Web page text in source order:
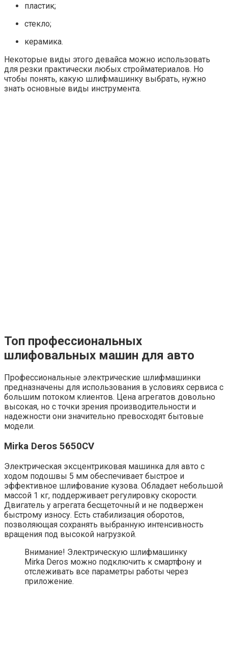
пластик;
стекло;
керамика.
Некоторые виды этого девайса можно использовать
для резки практически любых стройматериалов. Но
чтобы понять, какую шлифмашинку выбрать, нужно
знать основные виды инструмента.
Топ профессиональных
шлифовальных машин для авто
Профессиональные электрические шлифмашинки
предназначены для использования в условиях сервиса с
большим потоком клиентов. Цена агрегатов довольно
высокая, но с точки зрения производительности и
надежности они значительно превосходят бытовые
модели.
Mirka Deros 5650CV
Электрическая эксцентриковая машинка для авто с
ходом подошвы 5 мм обеспечивает быстрое и
эффективное шлифование кузова. Обладает небольшой
массой 1 кг, поддерживает регулировку скорости.
Двигатель у агрегата бесщеточный и не подвержен
быстрому износу. Есть стабилизация оборотов,
позволяющая сохранять выбранную интенсивность
вращения под высокой нагрузкой.
Внимание! Электрическую шлифмашинку
Mirka Deros можно подключить к смартфону и
отслеживать все параметры работы через
приложение.